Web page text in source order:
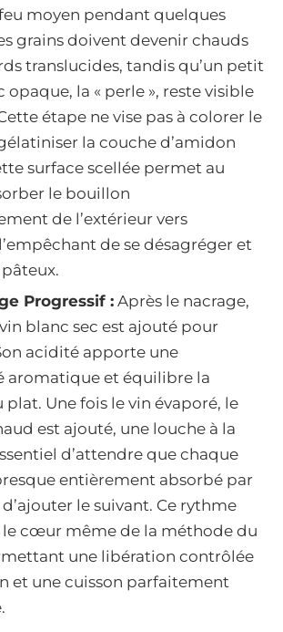
moyen pendant quelques
grains doivent devenir chauds
translucides, tandis qu’un petit
la « perle », reste visible
étape ne vise pas à colorer le
la couche d’amidon
surface scellée permet au
le bouillon
de l’extérieur vers
de se désagréger et
Progressif : Après le nacrage,
blanc sec est ajouté pour
acidité apporte une
aromatique et équilibre la
plat. Une fois le vin évaporé, le
est ajouté, une louche à la
d’attendre que chaque
entièrement absorbé par
le suivant. Ce rythme
cœur même de la méthode du
une libération contrôlée
et une cuisson parfaitement